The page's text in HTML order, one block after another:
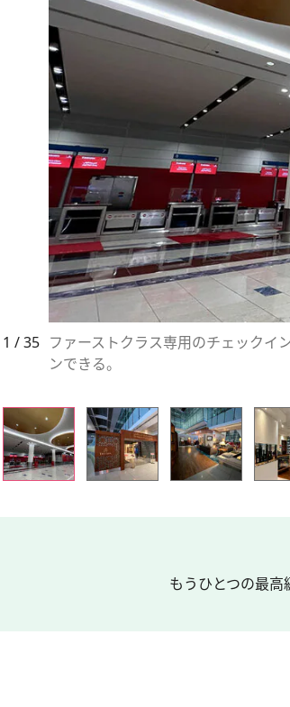
1 / 35 ファーストクラス専用のチェックイ
ンできる。
もうひとつの最高